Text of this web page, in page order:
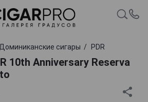
Доминиканские сигары PDR
10th Anniversary Reserva